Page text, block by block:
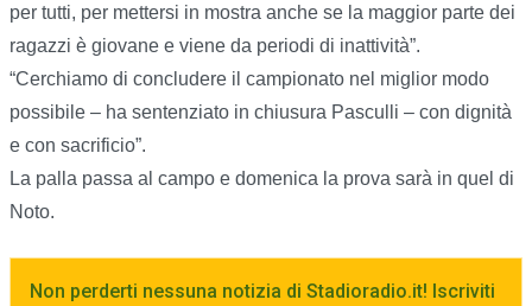
per tutti, per mettersi in mostra anche se la maggior parte dei
ragazzi è giovane e viene da periodi di inattività”.
“Cerchiamo di concludere il campionato nel miglior modo
possibile – ha sentenziato in chiusura Pasculli – con dignità
e con sacrificio”.
La palla passa al campo e domenica la prova sarà in quel di
Noto.
Non perderti nessuna notizia di Stadioradio.it! Iscriviti